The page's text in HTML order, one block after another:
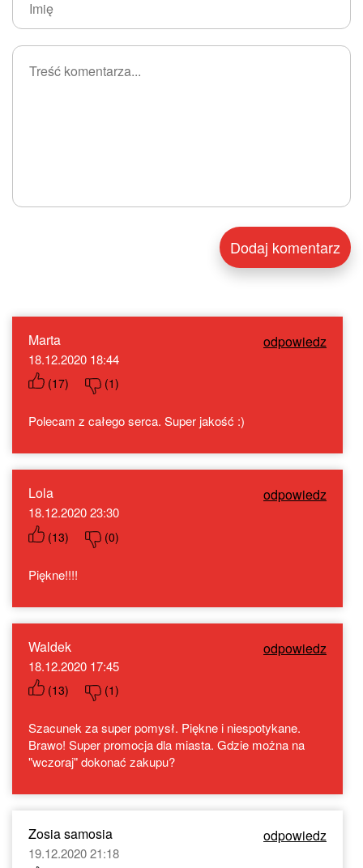
Marta odpowiedz
18.12.2020 18:44
(17) (1)
Polecam z całego serca. Super jakość :)
Lola odpowiedz
18.12.2020 23:30
(13) (0)
Piękne!!!!
Waldek odpowiedz
18.12.2020 17:45
(13) (1)
Szacunek za super pomysł. Piękne i niespotykane.
Brawo! Super promocja dla miasta. Gdzie można na
"wczoraj" dokonać zakupu?
Zosia samosia odpowiedz
19.12.2020 21:18